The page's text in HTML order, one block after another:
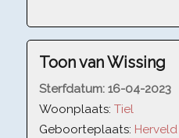
Toon van Wissing
Sterfdatum: 16-04-2023
Woonplaats: Tiel
Geboorteplaats: Herveld